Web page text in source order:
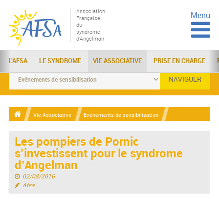
Association
Française
du
syndrome
d'Angelman
Menu
L'AFSA LE SYNDROME VIE ASSOCIATIVE PRISE EN CHARGE
NAVIGUER
Vie Associative Evénements de sensibilisation
Les pompiers de Pornic
s’investissent pour le syndrome
d’Angelman
02/08/2016
Afsa